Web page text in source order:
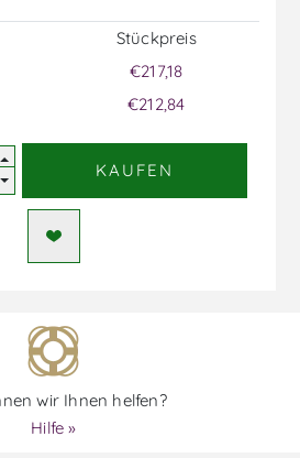
Stückpreis
€217,18
€212,84
KAUFEN
wir Ihnen helfen?
Hilfe »